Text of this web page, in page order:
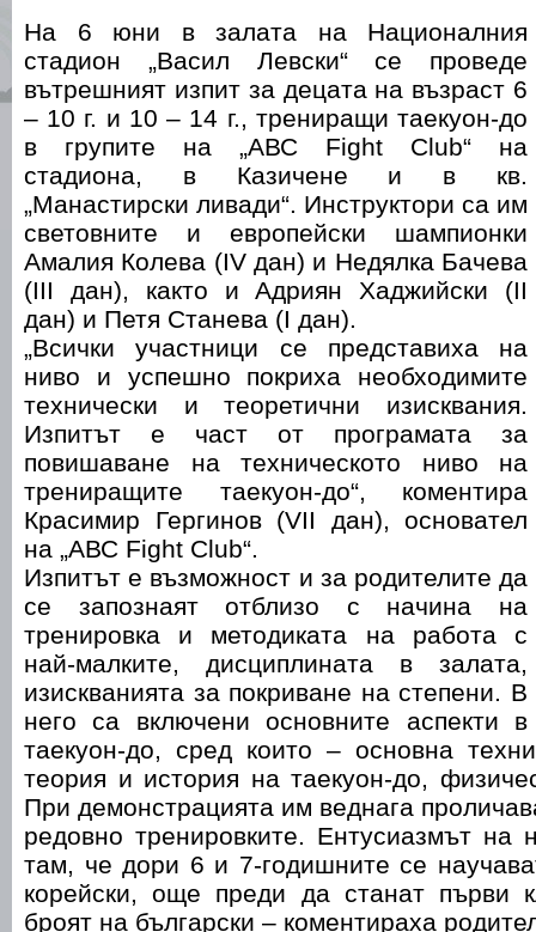
На 6 юни в залата на Националния
стадион „Васил Левски“ се проведе
вътрешният изпит за децата на възраст 6
– 10 г. и 10 – 14 г., трениращи таекуон-до
в групите на „АВС Fight Club“ на
стадиона, в Казичене и в кв.
„Манастирски ливади“. Инструктори са им
световните и европейски шампионки
Амалия Колева (IV дан) и Недялка Бачева
(III дан), както и Адриян Хаджийски (II
дан) и Петя Станева (I дан).
„Всички участници се представиха на
ниво и успешно покриха необходимите
технически и теоретични изисквания.
Изпитът е част от програмата за
повишаване на техническото ниво на
трениращите таекуон-до“, коментира
Красимир Гергинов (VII дан), основател
на „АВС Fight Club“.
Изпитът е възможност и за родителите да
се запознаят отблизо с начина на
тренировка и методиката на работа с
най-малките, дисциплината в залата,
изискванията за покриване на степени. В
него са включени основните аспекти в
таекуон-до, сред които – основна
теория и история на таекуон-до,
При демонстрацията им веднага
редовно тренировките. Ентусиазмът на
там, че дори 6 и 7-годишните се
корейски, още преди да станат първи
броят на български – коментираха